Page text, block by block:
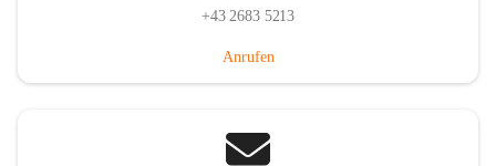
+43 2683 5213
Anrufen